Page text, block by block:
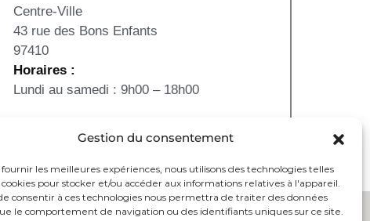
Gestion du consentement
les meilleures expériences, nous utilisons des technologies telles
pour stocker et/ou accéder aux informations relatives à l'appareil.
consentir à ces technologies nous permettra de traiter des données
le comportement de navigation ou des identifiants uniques sur ce site.
Centre-Ville
43 rue des Bons Enfants
97410
Horaires :
Lundi au samedi : 9h00 – 18h00